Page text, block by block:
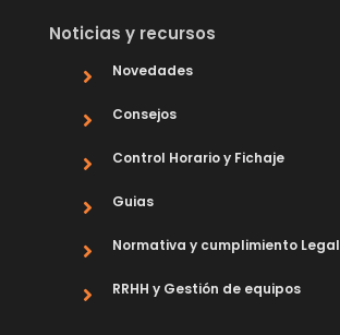
Noticias y recursos
Novedades
Consejos
Control Horario y Fichaje
Guias
Normativa y cumplimiento Legal
RRHH y Gestión de equipos